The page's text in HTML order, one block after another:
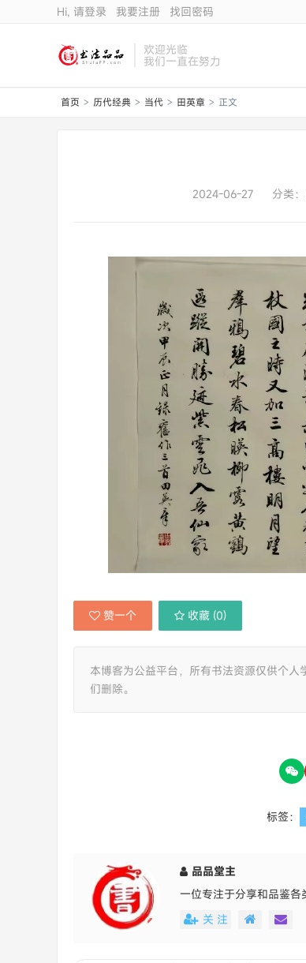
Hi, 请登录 我要注册 找回密码
欢迎光临
我们一直在努力
首页 > 历代经典 > 当代 > 田英章 > 正文
2024-06-27 分类：
赞一个 收藏 (0)
本博客为公益平台，所有书法资源仅供个
们删除。
标签：
品品堂主
一位专注于分享和品鉴各
关 注